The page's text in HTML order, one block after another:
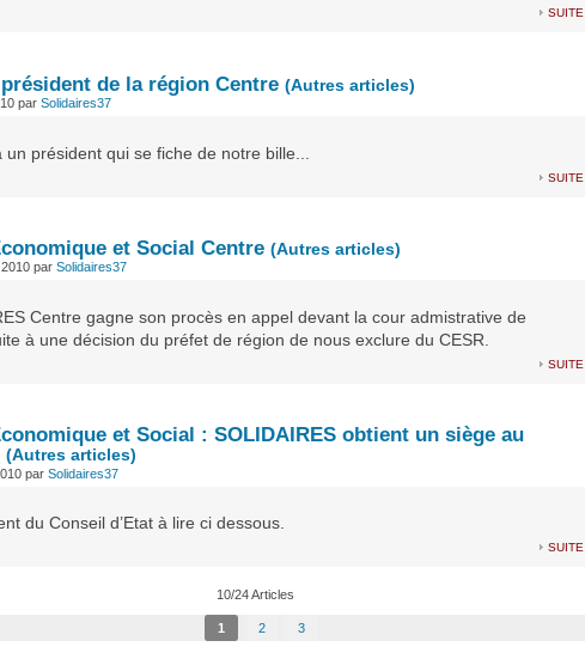
suite
de la région Centre (Autres articles)
par Solidaires37
un président qui se fiche de notre bille...
suite
et Social Centre (Autres articles)
par Solidaires37
Centre gagne son procès en appel devant la cour admistrative de
à une décision du préfet de région de nous exclure du CESR.
suite
et Social : SOLIDAIRES obtient un siège au
(Autres articles)
par Solidaires37
du Conseil d’Etat à lire ci dessous.
suite
10/24 Articles
1 2 3